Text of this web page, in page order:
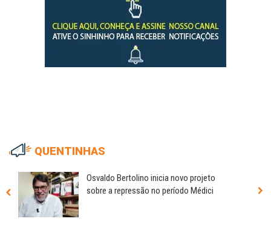
QUENTINHAS
Osvaldo Bertolino inicia novo projeto
sobre a repressão no período Médici